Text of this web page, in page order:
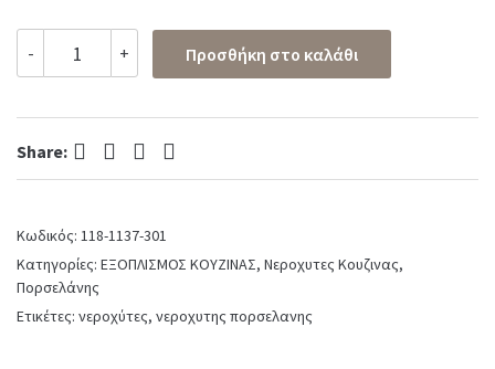
was:
480,00 €.
is:
425,00 €.
-
Κουζίνας
Πορσελάνης
Bocchi
+ Προσθήκη στο καλάθι
Share: Facebook Twitter Pinterest LinkedIn
Κωδικός: 118-1137-301
Κατηγορίες: ΕΞΟΠΛΙΣΜΟΣ ΚΟΥΖΙΝΑΣ, Νεροχυτες Κουζινας,
Πορσελάνης
Ετικέτες: νεροχύτες, νεροχυτης πορσελανης